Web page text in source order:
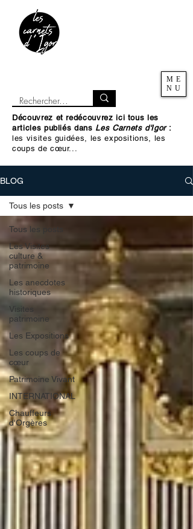
ME
NU
Découvrez et redécouvrez ici tous les
articles publiés dans Les Carnets d'Igor :
les visites guidées, les expositions, les
coups de cœur...
BLOG
Tous les posts
Les Visites
culture &
patrimoine
Les anecdotes
historiques
Visites
patrimoine
Les Expositions
Les coups de
cœur
Patrimoine Vivant
INTERNATIONAL
Chauffeurs
d'Orgères
Tous les posts